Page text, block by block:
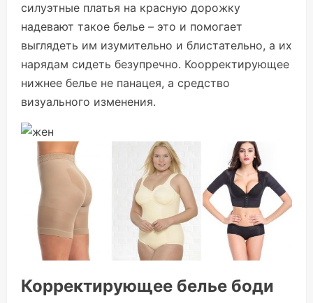
силуэтные платья на красную дорожку
надевают такое белье – это и помогает
выглядеть им изумительно и блистательно, а их
нарядам сидеть безупречно. Коорректирующее
нижнее белье не панацея, а средство
визуального изменения.
Корректирующее белье боди